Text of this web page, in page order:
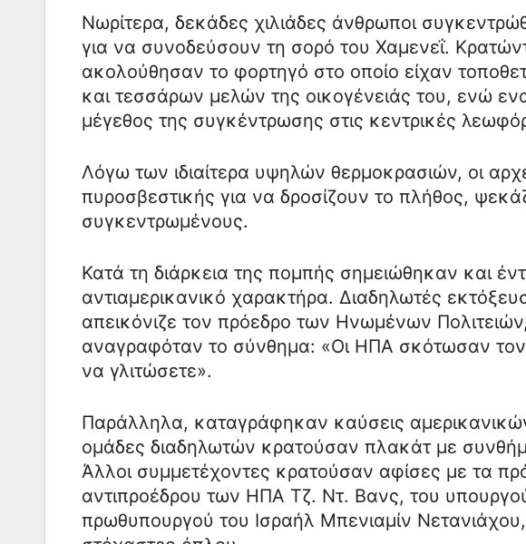
Νωρίτερα, δεκάδες χιλιάδες άνθρωποι
για να συνοδεύσουν τη σορό του Χαμενεΐ.
ακολούθησαν το φορτηγό στο οποίο είχαν
και τεσσάρων μελών της οικογένειάς του, ενώ
μέγεθος της συγκέντρωσης στις κεντρικές
Λόγω των ιδιαίτερα υψηλών θερμοκρασιών, οι
πυροσβεστικής για να δροσίζουν το πλήθος,
συγκεντρωμένους.
Κατά τη διάρκεια της πομπής σημειώθηκαν και
αντιαμερικανικό χαρακτήρα. Διαδηλωτές
απεικόνιζε τον πρόεδρο των Ηνωμένων
αναγραφόταν το σύνθημα: «Οι ΗΠΑ σκότωσαν
να γλιτώσετε».
Παράλληλα, καταγράφηκαν καύσεις
ομάδες διαδηλωτών κρατούσαν πλακάτ με
Άλλοι συμμετέχοντες κρατούσαν αφίσες με τα
αντιπροέδρου των ΗΠΑ Τζ. Ντ. Βανς, του
πρωθυπουργού του Ισραήλ Μπενιαμίν